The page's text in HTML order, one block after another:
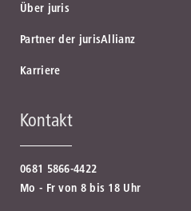
Über juris
Partner der jurisAllianz
Karriere
Kontakt
0681 5866-4422
Mo - Fr von 8 bis 18 Uhr